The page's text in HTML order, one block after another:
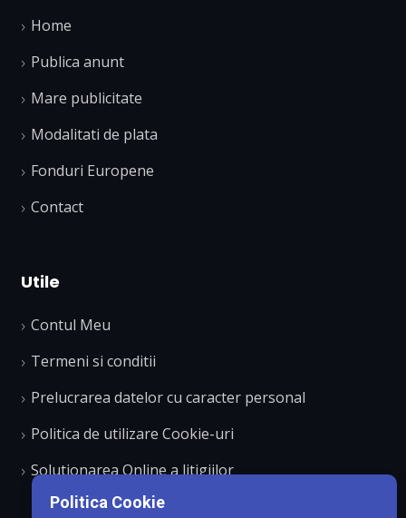
Home
Publica anunt
Mare publicitate
Modalitati de plata
Fonduri Europene
Contact
Utile
Contul Meu
Termeni si conditii
Prelucrarea datelor cu caracter personal
Politica de utilizare Cookie-uri
Solutionarea Online a litigiilor
Politica Cookie